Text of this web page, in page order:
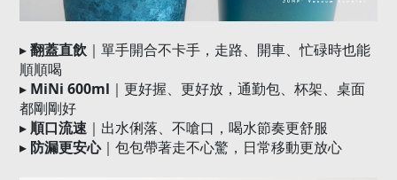
▸翻蓋直飲 ｜單手開合不卡手，走路、開車、忙碌時也能
順順喝
▸ MiNi 600ml ｜更好握、更好放，通勤包、杯架、桌面
都剛剛好
▸ 順口流速 ｜出水俐落、不嗆口，喝水節奏更舒服
▸ 防漏更安心｜包包帶著走不心驚，日常移動更放心